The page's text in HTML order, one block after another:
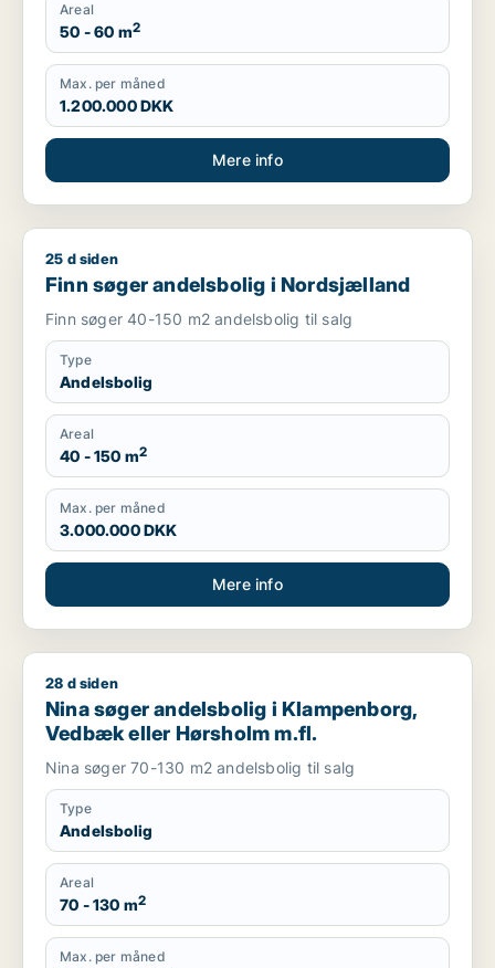
Areal
50 - 60 m2
Max. per måned
1.200.000 DKK
Mere info
Finn søger andelsbolig i Nordsjælland
25 d siden
Finn søger andelsbolig i Nordsjælland
Finn søger 40-150 m2 andelsbolig til salg
Type
Andelsbolig
Areal
40 - 150 m2
Max. per måned
3.000.000 DKK
Mere info
Nina søger andelsbolig i Klampenborg, Vedbæk eller
28 d siden
Nina søger andelsbolig i Klampenborg,
Vedbæk eller Hørsholm m.fl.
Nina søger 70-130 m2 andelsbolig til salg
Type
Andelsbolig
Areal
70 - 130 m2
Max. per måned